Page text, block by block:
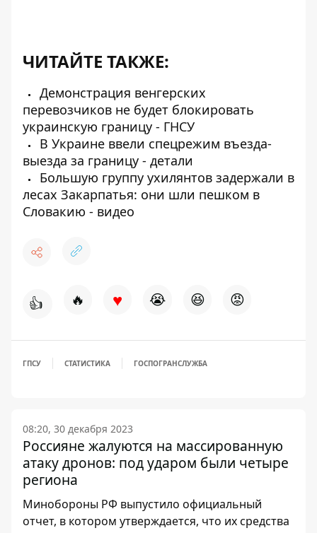
ЧИТАЙТЕ ТАКЖЕ:
Демонстрация венгерских
перевозчиков не будет блокировать
украинскую границу - ГНСУ
В Украине ввели спецрежим въезда-
выезда за границу - детали
Большую группу ухилянтов задержали в
лесах Закарпатья: они шли пешком в
Словакию - видео
👍 🔥 ♥ 😭 😆 😡
ГПСУ СТАТИСТИКА ГОСПОГРАНСЛУЖБА
08:20, 30 декабря 2023
Россияне жалуются на массированную
атаку дронов: под ударом были четыре
региона
Минобороны РФ выпустило официальный
отчет, в котором утверждается, что их средства